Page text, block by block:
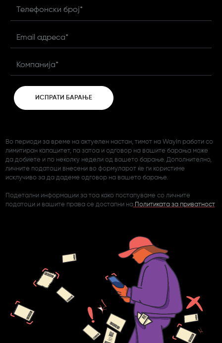
Телефонски број*
Еmail адреса*
Компанија*
ИСПРАТИ БАРАЊЕ
Во периоди за време на актуелен настан, тимот на WayIn работи со
лимитиран капацитет, па затоа и одговор на вашите барања може
да добиете и по неколку недели од вашето барање. Дополнително,
личните податоци внесени во формуларот ќе ги користиме
исклучиво за да дадеме одговор на вашето барање.
Подетални информации за тоа како постапуваме со личните
податоци и вашите права се достапни на Политиката за приватност